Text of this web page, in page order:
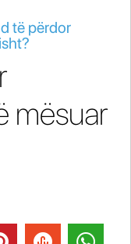
të përdor
mësuar